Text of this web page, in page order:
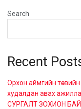
Search
Recent
Орхон аймгийн
худалдан авах
СУРГАЛТ ЗОХИОН